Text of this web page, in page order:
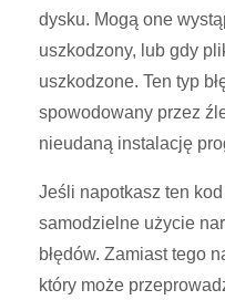
dysku. Mogą one
uszkodzony, lub gdy
uszkodzone. Ten typ
spowodowany przez
nieudaną instalację
Jeśli napotkasz ten
samodzielne użycie
błędów. Zamiast tego
który może